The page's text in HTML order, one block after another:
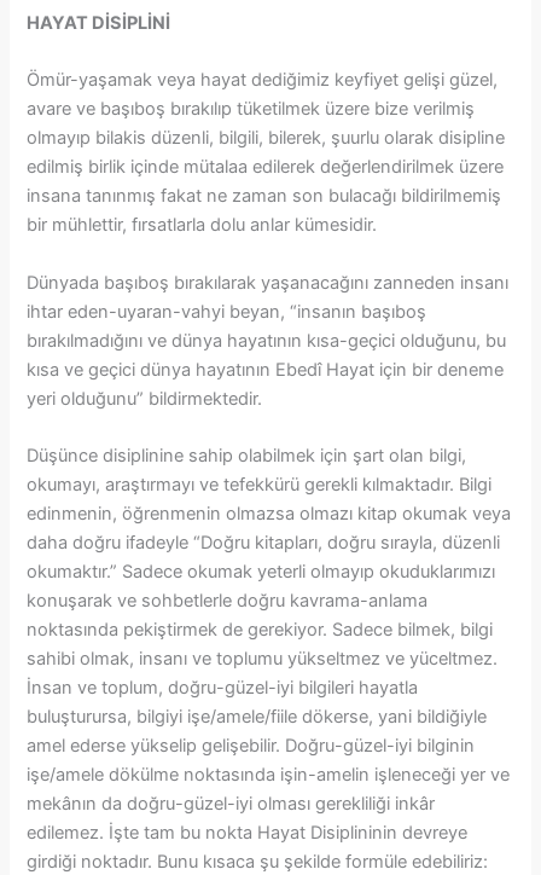
HAYAT DİSİPLİNİ
Ömür-yaşamak veya hayat dediğimiz keyfiyet gelişi güzel,
avare ve başıboş bırakılıp tüketilmek üzere bize verilmiş
olmayıp bilakis düzenli, bilgili, bilerek, şuurlu olarak disipline
edilmiş birlik içinde mütalaa edilerek değerlendirilmek üzere
insana tanınmış fakat ne zaman son bulacağı bildirilmemiş
bir mühlettir, fırsatlarla dolu anlar kümesidir.
Dünyada başıboş bırakılarak yaşanacağını zanneden insanı
ihtar eden-uyaran-vahyi beyan, “insanın başıboş
bırakılmadığını ve dünya hayatının kısa-geçici olduğunu, bu
kısa ve geçici dünya hayatının Ebedî Hayat için bir deneme
yeri olduğunu” bildirmektedir.
Düşünce disiplinine sahip olabilmek için şart olan bilgi,
okumayı, araştırmayı ve tefekkürü gerekli kılmaktadır. Bilgi
edinmenin, öğrenmenin olmazsa olmazı kitap okumak veya
daha doğru ifadeyle “Doğru kitapları, doğru sırayla, düzenli
okumaktır.” Sadece okumak yeterli olmayıp okuduklarımızı
konuşarak ve sohbetlerle doğru kavrama-anlama
noktasında pekiştirmek de gerekiyor. Sadece bilmek, bilgi
sahibi olmak, insanı ve toplumu yükseltmez ve yüceltmez.
İnsan ve toplum, doğru-güzel-iyi bilgileri hayatla
buluşturursa, bilgiyi işe/amele/fiile dökerse, yani bildiğiyle
amel ederse yükselip gelişebilir. Doğru-güzel-iyi bilginin
işe/amele dökülme noktasında işin-amelin işleneceği yer ve
mekânın da doğru-güzel-iyi olması gerekliliği inkâr
edilemez. İşte tam bu nokta Hayat Disiplininin devreye
girdiği noktadır. Bunu kısaca şu şekilde formüle edebiliriz: